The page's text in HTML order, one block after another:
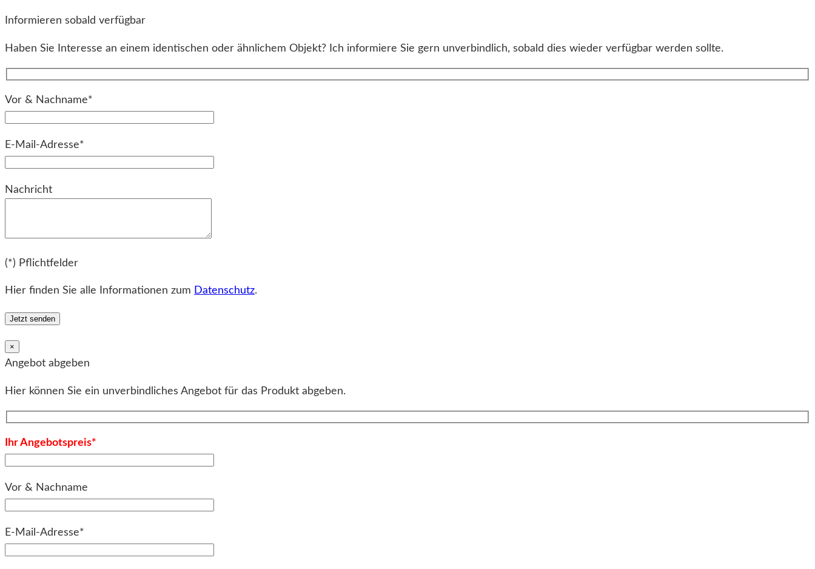
Informieren sobald verfügbar
Haben Sie Interesse an einem identischen oder ähnlichem Objekt? Ich informiere Sie gern unverbindlich, sobald dies wieder verfügbar werden sollte.
Vor & Nachname*
E-Mail-Adresse*
Nachricht
(*) Pflichtfelder
Hier finden Sie alle Informationen zum Datenschutz.
×
Angebot abgeben
Hier können Sie ein unverbindliches Angebot für das Produkt abgeben.
Ihr Angebotspreis*
Vor & Nachname
E-Mail-Adresse*